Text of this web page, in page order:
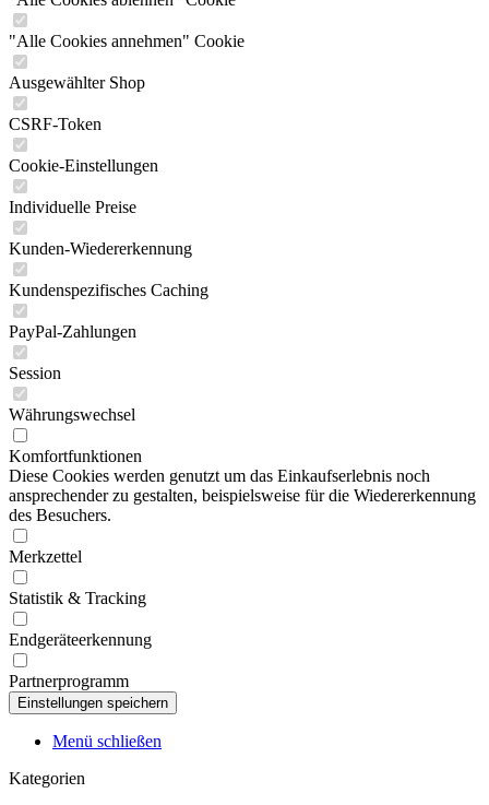
"Alle Cookies annehmen" Cookie
Ausgewählter Shop
CSRF-Token
Cookie-Einstellungen
Individuelle Preise
Kunden-Wiedererkennung
Kundenspezifisches Caching
PayPal-Zahlungen
Session
Währungswechsel
Komfortfunktionen
Diese Cookies werden genutzt um das Einkaufserlebnis noch
ansprechender zu gestalten, beispielsweise für die Wiedererkennung
des Besuchers.
Merkzettel
Statistik & Tracking
Endgeräteerkennung
Partnerprogramm
Menü schließen
Kategorien